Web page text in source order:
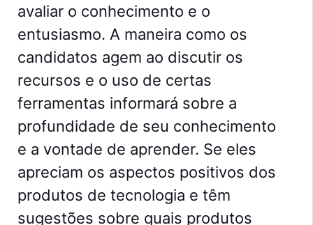
avaliar o conhecimento e o
entusiasmo. A maneira como os
candidatos agem ao discutir os
recursos e o uso de certas
ferramentas informará sobre a
profundidade de seu conhecimento
e a vontade de aprender. Se eles
apreciam os aspectos positivos dos
produtos de tecnologia e têm
sugestões sobre quais produtos